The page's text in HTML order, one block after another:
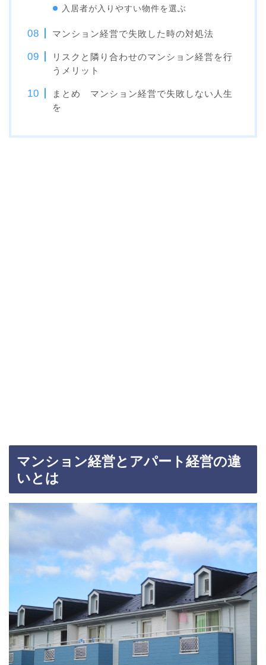
入居者が入りやすい物件を選ぶ
マンション経営で失敗した時の対処法
リスクと隣り合わせのマンション経営を行
うメリット
まとめ マンション経営で失敗しない人生
を
マンション経営とアパート経営の違
いとは